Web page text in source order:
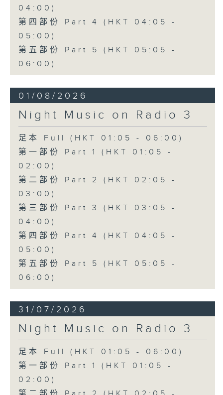
04:00)
第四部份 Part 4 (HKT 04:05 -
05:00)
第五部份 Part 5 (HKT 05:05 -
06:00)
01/08/2026
Night Music on Radio 3
足本 Full (HKT 01:05 - 06:00)
第一部份 Part 1 (HKT 01:05 -
02:00)
第二部份 Part 2 (HKT 02:05 -
03:00)
第三部份 Part 3 (HKT 03:05 -
04:00)
第四部份 Part 4 (HKT 04:05 -
05:00)
第五部份 Part 5 (HKT 05:05 -
06:00)
31/07/2026
Night Music on Radio 3
足本 Full (HKT 01:05 - 06:00)
第一部份 Part 1 (HKT 01:05 -
02:00)